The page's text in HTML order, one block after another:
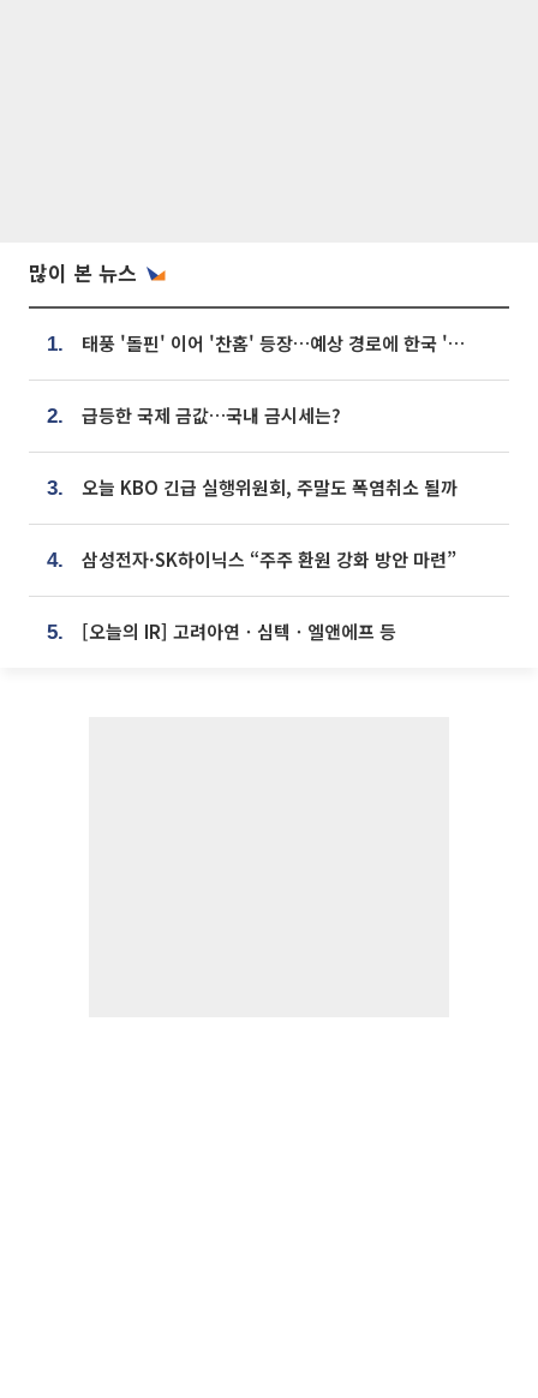
많이 본 뉴스
1. 태풍 '돌핀' 이어 '찬홈' 등장…예상 경로에 한국 '한숨'
2. 급등한 국제 금값…국내 금시세는?
3. 오늘 KBO 긴급 실행위원회, 주말도 폭염취소 될까
4. 삼성전자·SK하이닉스 “주주 환원 강화 방안 마련”
5. [오늘의 IR] 고려아연ㆍ심텍ㆍ엘앤에프 등